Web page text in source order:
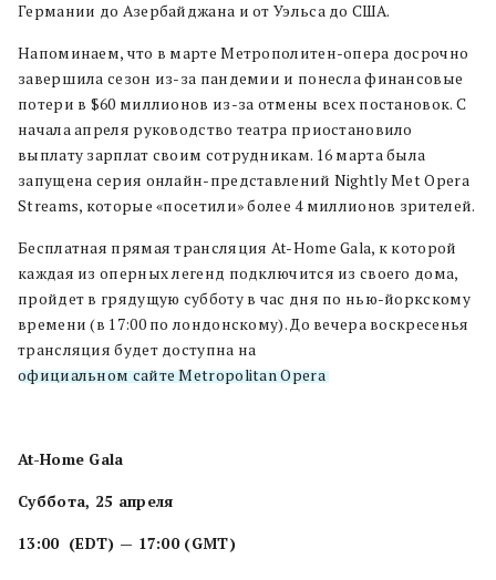
Германии до Азербайджана и от Уэльса до США.
Напоминаем, что в марте Метрополитен-опера досрочно
завершила сезон из-за пандемии и понесла финансовые
потери в $60 миллионов из-за отмены всех постановок. С
начала апреля руководство театра приостановило
выплату зарплат своим сотрудникам. 16 марта была
запущена серия онлайн-представлений Nightly Met Opera
Streams, которые «посетили» более 4 миллионов зрителей.
Бесплатная прямая трансляция At-Home Gala, к которой
каждая из оперных легенд подключится из своего дома,
пройдет в грядущую субботу в час дня по нью-йоркскому
времени (в 17:00 по лондонскому). До вечера воскресенья
трансляция будет доступна на
официальном сайте Metropolitan Opera.
At-Home Gala
Суббота, 25 апреля
13:00 (EDT) — 17:00 (GMT)